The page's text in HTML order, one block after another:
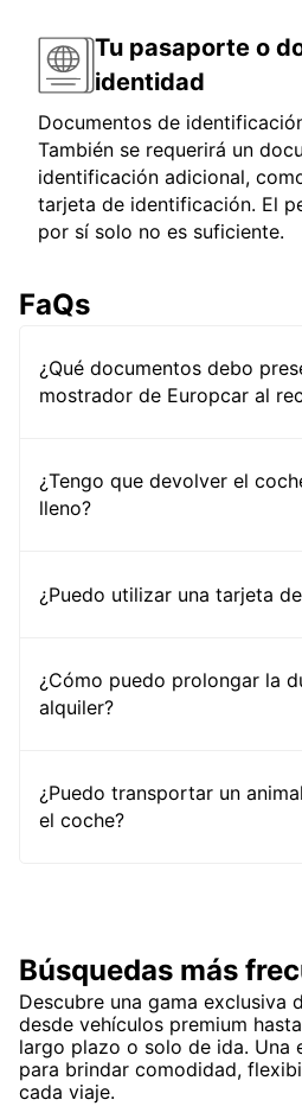
Tu pasaporte o
identidad
Documentos de
También se requerirá un
identificación adicional,
tarjeta de identificación. El
por sí solo no es suficiente.
FaQs
¿Qué documentos debo
mostrador de Europcar al
¿Tengo que devolver el
lleno?
¿Puedo utilizar una tarjeta
¿Cómo puedo prolongar la
alquiler?
¿Puedo transportar un
el coche?
Búsquedas más
Descubre una gama exclusiva
desde vehículos premium
largo plazo o solo de ida. Una
para brindar comodidad,
cada viaje.